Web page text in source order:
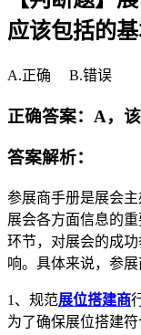
应该包括的基
A.正确 B.错误
正确答案：A，
答案解析：
参展商手册是展会
展会各方面信息的
环节，对展会的成
响。具体来说，参
1、规范展位搭建商
为了确保展位搭建